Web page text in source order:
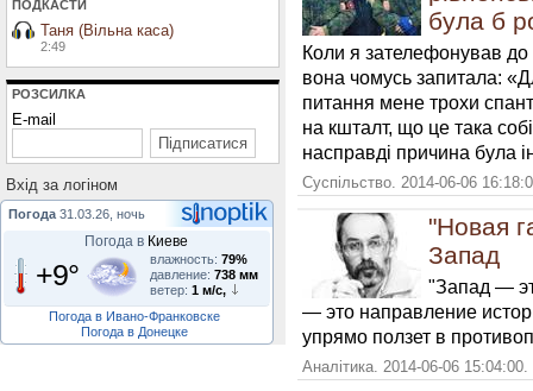
ПОДКАСТИ
Таня (Вільна каса)
2:49
РОЗСИЛКА
E-mail
Вхiд за логiном
Погода 31.03.26, ночь
Погода в Киеве
+9° влажность: 79%
давление: 738 мм
ветер: 1 м/с,
Погода в Ивано-Франковске
Погода в Донецке
була б
Коли я зателефонував до
вона чомусь запитала:
питання мене трохи
на кшталт, що це така
насправді причина була
Суспільство. 2014-06-06
"Новая
Запад
"Запад —
— это направление
упрямо ползет в
Аналітика. 2014-06-06